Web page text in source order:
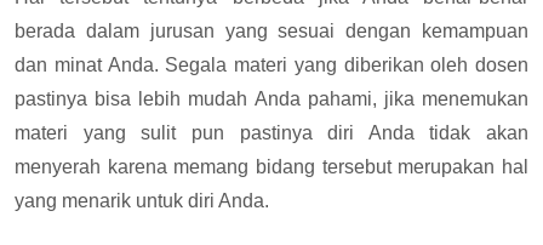
berada dalam jurusan yang sesuai dengan kemampuan
dan minat Anda. Segala materi yang diberikan oleh dosen
pastinya bisa lebih mudah Anda pahami, jika menemukan
materi yang sulit pun pastinya diri Anda tidak akan
menyerah karena memang bidang tersebut merupakan hal
yang menarik untuk diri Anda.